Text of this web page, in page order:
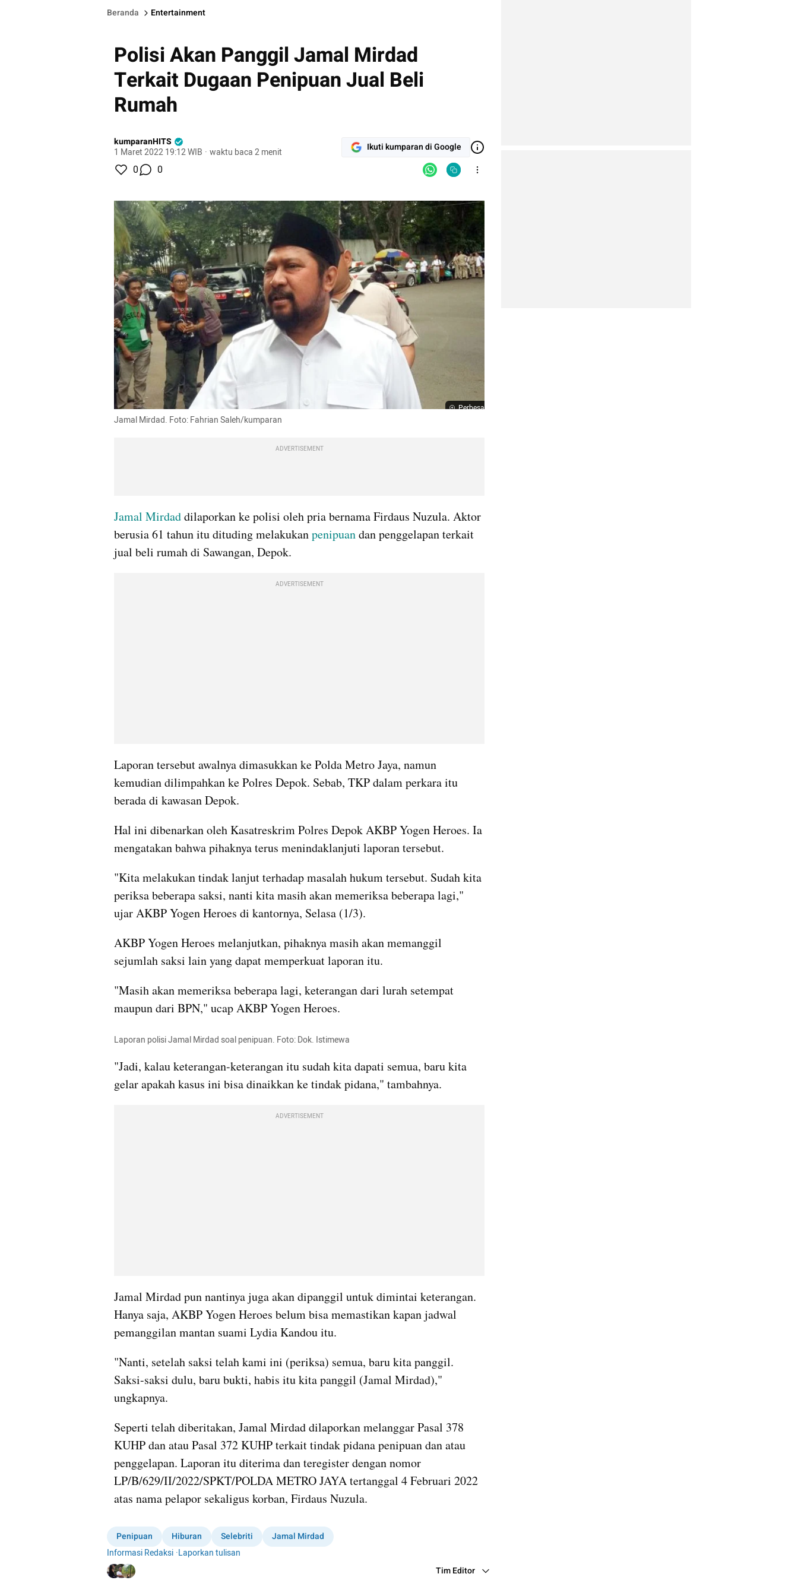
Beranda Entertainment
Polisi Akan Panggil Jamal Mirdad
Terkait Dugaan Penipuan Jual Beli
Rumah
kumparanHITS
1 Maret 2022 19:12 WIB · waktu baca 2 menit Ikuti kumparan di Google
0 0
Perbesar
Jamal Mirdad. Foto: Fahrian Saleh/kumparan
ADVERTISEMENT
Jamal Mirdad dilaporkan ke polisi oleh pria bernama Firdaus Nuzula. Aktor
berusia 61 tahun itu dituding melakukan penipuan dan penggelapan terkait
jual beli rumah di Sawangan, Depok.
ADVERTISEMENT
Laporan tersebut awalnya dimasukkan ke Polda Metro Jaya, namun
kemudian dilimpahkan ke Polres Depok. Sebab, TKP dalam perkara itu
berada di kawasan Depok.
Hal ini dibenarkan oleh Kasatreskrim Polres Depok AKBP Yogen Heroes. Ia
mengatakan bahwa pihaknya terus menindaklanjuti laporan tersebut.
"Kita melakukan tindak lanjut terhadap masalah hukum tersebut. Sudah kita
periksa beberapa saksi, nanti kita masih akan memeriksa beberapa lagi,"
ujar AKBP Yogen Heroes di kantornya, Selasa (1/3).
AKBP Yogen Heroes melanjutkan, pihaknya masih akan memanggil
sejumlah saksi lain yang dapat memperkuat laporan itu.
"Masih akan memeriksa beberapa lagi, keterangan dari lurah setempat
maupun dari BPN," ucap AKBP Yogen Heroes.
Laporan polisi Jamal Mirdad soal penipuan. Foto: Dok. Istimewa
"Jadi, kalau keterangan-keterangan itu sudah kita dapati semua, baru kita
gelar apakah kasus ini bisa dinaikkan ke tindak pidana," tambahnya.
ADVERTISEMENT
Jamal Mirdad pun nantinya juga akan dipanggil untuk dimintai keterangan.
Hanya saja, AKBP Yogen Heroes belum bisa memastikan kapan jadwal
pemanggilan mantan suami Lydia Kandou itu.
"Nanti, setelah saksi telah kami ini (periksa) semua, baru kita panggil.
Saksi-saksi dulu, baru bukti, habis itu kita panggil (Jamal Mirdad),"
ungkapnya.
Seperti telah diberitakan, Jamal Mirdad dilaporkan melanggar Pasal 378
KUHP dan atau Pasal 372 KUHP terkait tindak pidana penipuan dan atau
penggelapan. Laporan itu diterima dan teregister dengan nomor
LP/B/629/II/2022/SPKT/POLDA METRO JAYA tertanggal 4 Februari 2022
atas nama pelapor sekaligus korban, Firdaus Nuzula.
Penipuan Hiburan Selebriti
Jamal Mirdad
Informasi Redaksi ·Laporkan tulisan
Tim Editor